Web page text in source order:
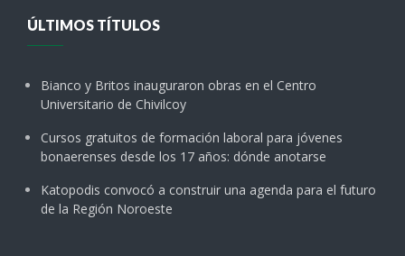
ÚLTIMOS TÍTULOS
Bianco y Britos inauguraron obras en el Centro
Universitario de Chivilcoy
Cursos gratuitos de formación laboral para jóvenes
bonaerenses desde los 17 años: dónde anotarse
Katopodis convocó a construir una agenda para el futuro
de la Región Noroeste